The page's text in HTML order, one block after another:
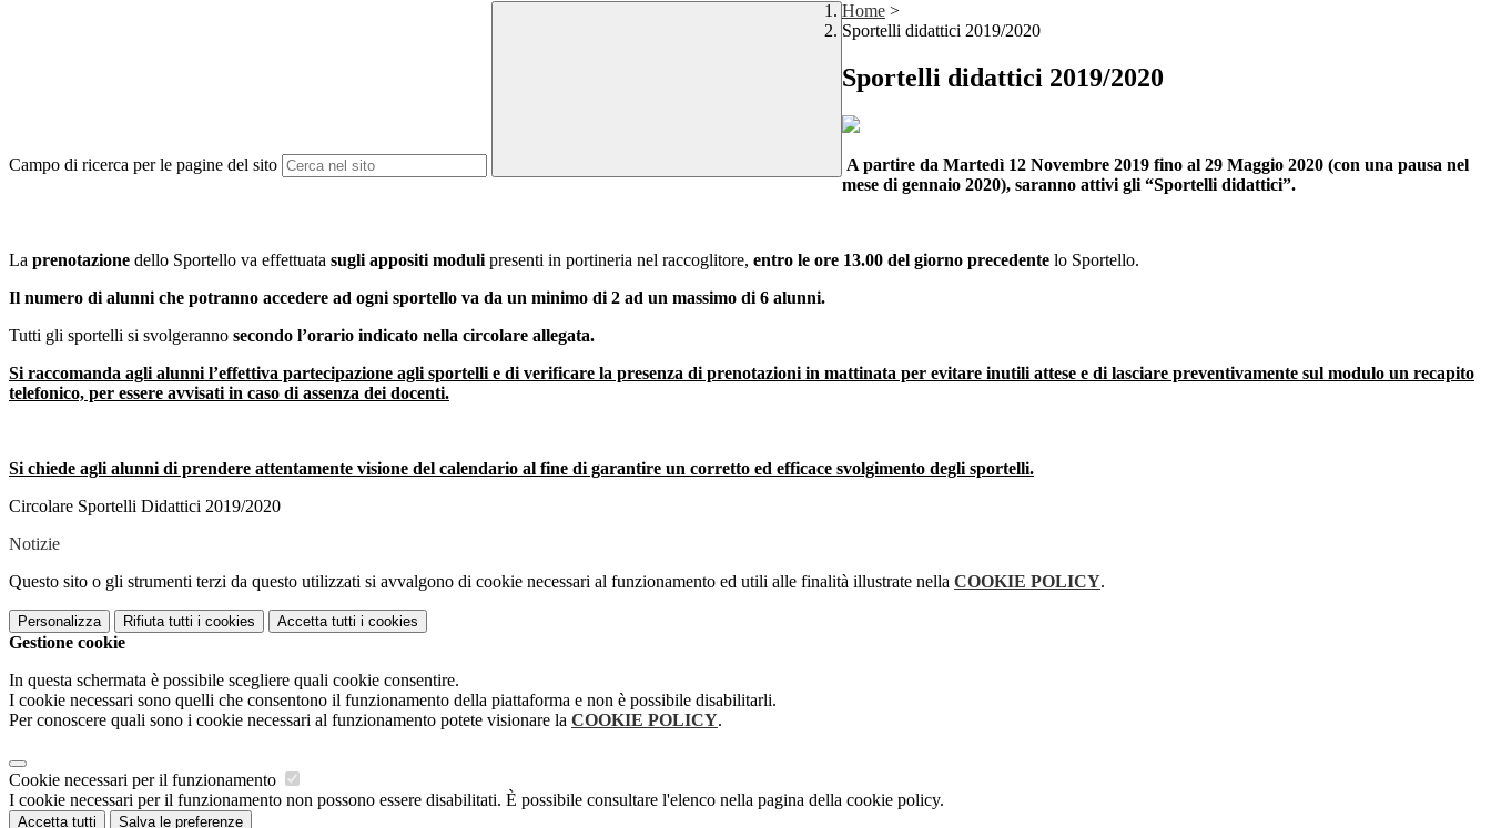
Campo di ricerca per le pagine del sito
Home >
Sportelli didattici 2019/2020
Sportelli didattici 2019/2020
A partire da Martedì 12 Novembre 2019 fino al 29 Maggio 2020 (con una pausa nel
mese di gennaio 2020), saranno attivi gli “Sportelli didattici”.
La prenotazione dello Sportello va effettuata sugli appositi moduli presenti in portineria nel raccoglitore, entro le ore 13.00 del giorno precedente lo Sportello.
Il numero di alunni che potranno accedere ad ogni sportello va da un minimo di 2 ad un massimo di 6 alunni.
Tutti gli sportelli si svolgeranno secondo l’orario indicato nella circolare allegata.
Si raccomanda agli alunni l’effettiva partecipazione agli sportelli e di verificare la presenza di prenotazioni in mattinata per evitare inutili attese e di lasciare preventivamente sul modulo un recapito
telefonico, per essere avvisati in caso di assenza dei docenti.
Si chiede agli alunni di prendere attentamente visione del calendario al fine di garantire un corretto ed efficace svolgimento degli sportelli.
Circolare Sportelli Didattici 2019/2020
Notizie
Questo sito o gli strumenti terzi da questo utilizzati si avvalgono di cookie necessari al funzionamento ed utili alle finalità illustrate nella COOKIE POLICY.
Personalizza Rifiuta tutti i cookies Accetta tutti i cookies
Gestione cookie
In questa schermata è possibile scegliere quali cookie consentire.
I cookie necessari sono quelli che consentono il funzionamento della piattaforma e non è possibile disabilitarli.
Per conoscere quali sono i cookie necessari al funzionamento potete visionare la COOKIE POLICY.
Cookie necessari per il funzionamento
I cookie necessari per il funzionamento non possono essere disabilitati. È possibile consultare l'elenco nella pagina della cookie policy.
Accetta tutti Salva le preferenze